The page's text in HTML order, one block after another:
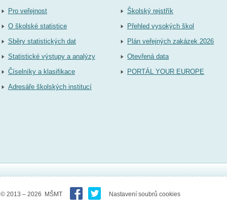
Pro veřejnost
O školské statistice
Sběry statistických dat
Statistické výstupy a analýzy
Číselníky a klasifikace
Adresáře školských institucí
Školský rejstřík
Přehled vysokých škol
Plán veřejných zakázek 2026
Otevřená data
PORTÁL YOUR EUROPE
© 2013 – 2026 MŠMT Nastavení soubrů cookies